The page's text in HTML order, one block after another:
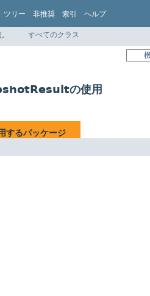
ツリー 非推奨 索引 ヘルプ
すべてのクラス
の使用
するパッケージ